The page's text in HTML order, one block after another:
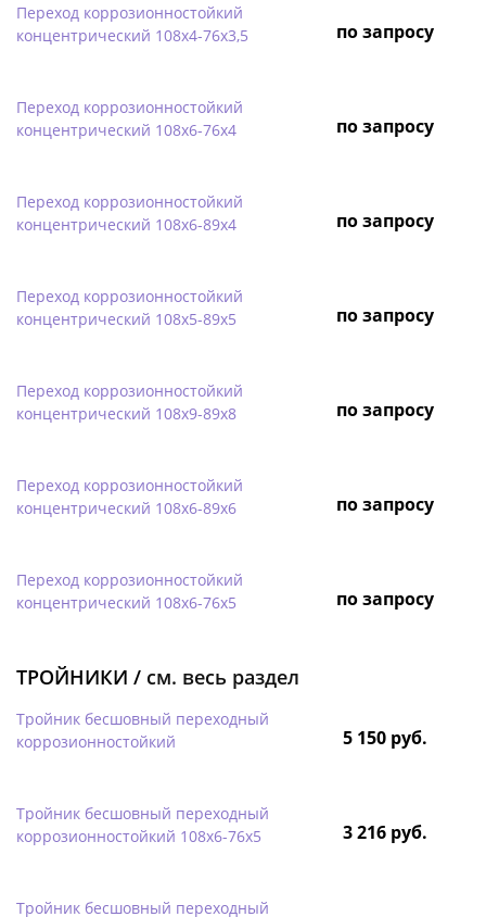
Переход коррозионностойкий
концентрический 108х4-76х3,5
по запросу
Переход коррозионностойкий
концентрический 108х6-76х4
по запросу
Переход коррозионностойкий
концентрический 108х6-89х4
по запросу
Переход коррозионностойкий
концентрический 108х5-89х5
по запросу
Переход коррозионностойкий
концентрический 108х9-89х8
по запросу
Переход коррозионностойкий
концентрический 108х6-89х6
по запросу
Переход коррозионностойкий
концентрический 108х6-76х5
по запросу
ТРОЙНИКИ / см. весь раздел
Тройник бесшовный переходный
коррозионностойкий
5 150 руб.
Тройник бесшовный переходный
коррозионностойкий 108х6-76х5
3 216 руб.
Тройник бесшовный переходный